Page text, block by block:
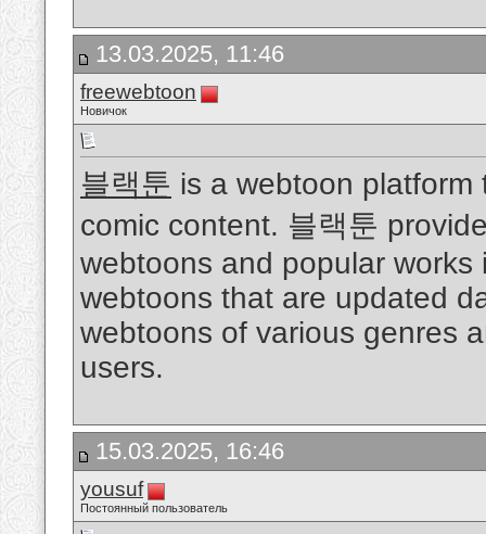
13.03.2025, 11:46
freewebtoon
Новичок
블랙툰 is a webtoon
comic content. 블랙툰
webtoons and popular
webtoons that are updated
webtoons of various genres
users.
15.03.2025, 16:46
yousuf
Постоянный пользователь